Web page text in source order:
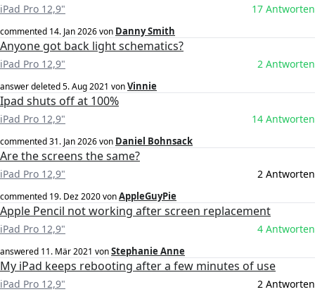
iPad Pro 12,9" 17 Antworten
commented 14. Jan 2026von Danny Smith
Anyone got back light schematics?
iPad Pro 12,9" 2 Antworten
answer deleted5. Aug 2021 vonVinnie
Ipad shuts off at 100%
iPad Pro 12,9" 14 Antworten
commented31. Jan 2026von Daniel Bohnsack
Are the screens the same?
iPad Pro 12,9" 2 Antworten
commented 19. Dez 2020vonAppleGuyPie
Apple Pencil not working after screen replacement
iPad Pro 12,9" 4 Antworten
answered 11. Mär 2021 vonStephanie Anne
My iPad keeps rebooting after a few minutes of use
iPad Pro 12,9" 2 Antworten